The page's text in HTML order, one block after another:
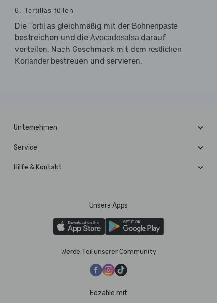
6. Tortillas füllen
Die Tortillas gleichmäßig mit der Bohnenpaste
bestreichen und die Avocadosalsa darauf
verteilen. Nach Geschmack mit dem restlichen
Koriander bestreuen und servieren.
Unternehmen
Service
Hilfe & Kontakt
Unsere Apps
Werde Teil unserer Community
Bezahle mit